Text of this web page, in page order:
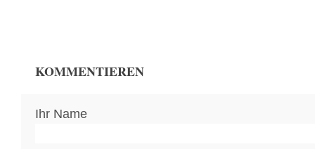
KOMMENTIEREN
Ihr Name